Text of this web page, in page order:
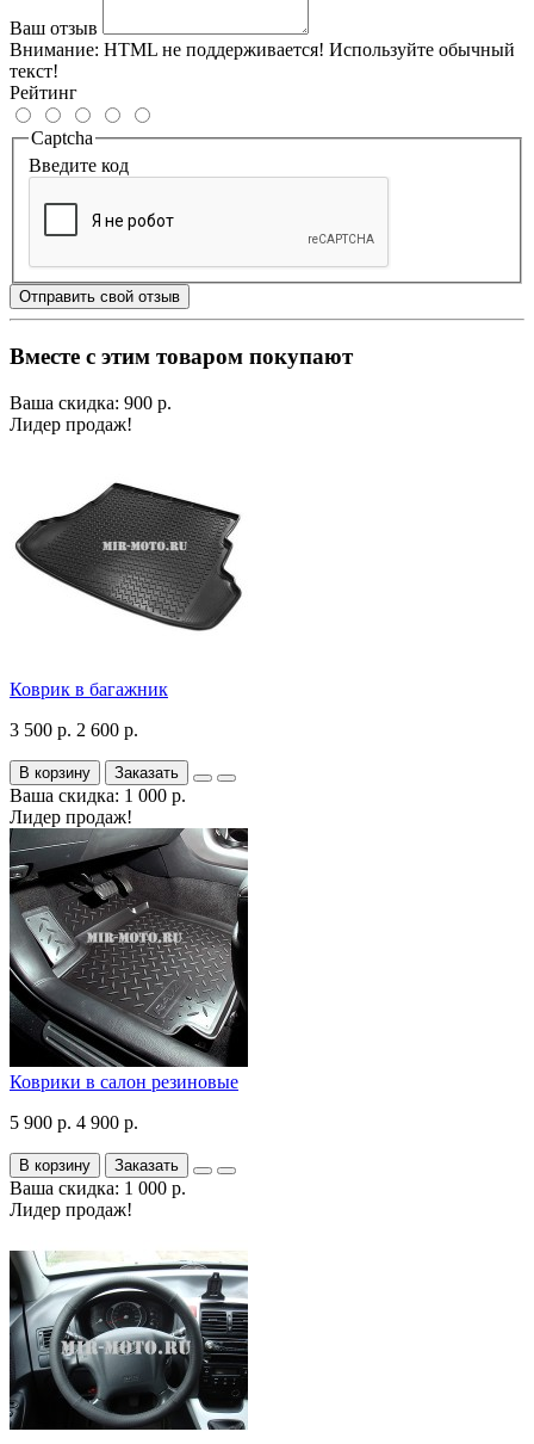
Ваш отзыв
Внимание: HTML не поддерживается! Используйте обычный
текст!
Рейтинг
Captcha
Введите код
Отправить свой отзыв
Вместе с этим товаром покупают
Ваша скидка: 900 р.
Лидер продаж!
Коврик в багажник
3 500 р. 2 600 р.
В корзину Заказать
Ваша скидка: 1 000 р.
Лидер продаж!
Коврики в салон резиновые
5 900 р. 4 900 р.
В корзину Заказать
Ваша скидка: 1 000 р.
Лидер продаж!